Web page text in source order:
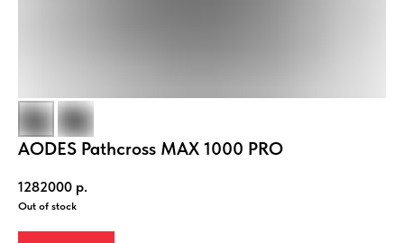
AODES Pathcross MAX 1000 PRO
1282000 р.
Out of stock